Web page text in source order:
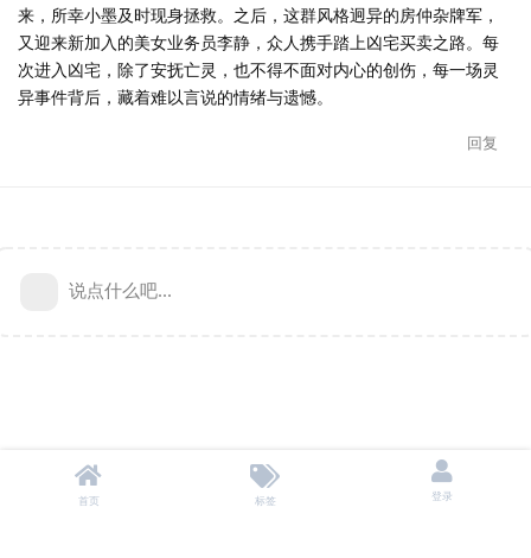
来，所幸小墨及时现身拯救。之后，这群风格迥异的房仲杂牌军，
又迎来新加入的美女业务员李静，众人携手踏上凶宅买卖之路。每
次进入凶宅，除了安抚亡灵，也不得不面对内心的创伤，每一场灵
异事件背后，藏着难以言说的情绪与遗憾。
回复
说点什么吧...
首页 标签 登录